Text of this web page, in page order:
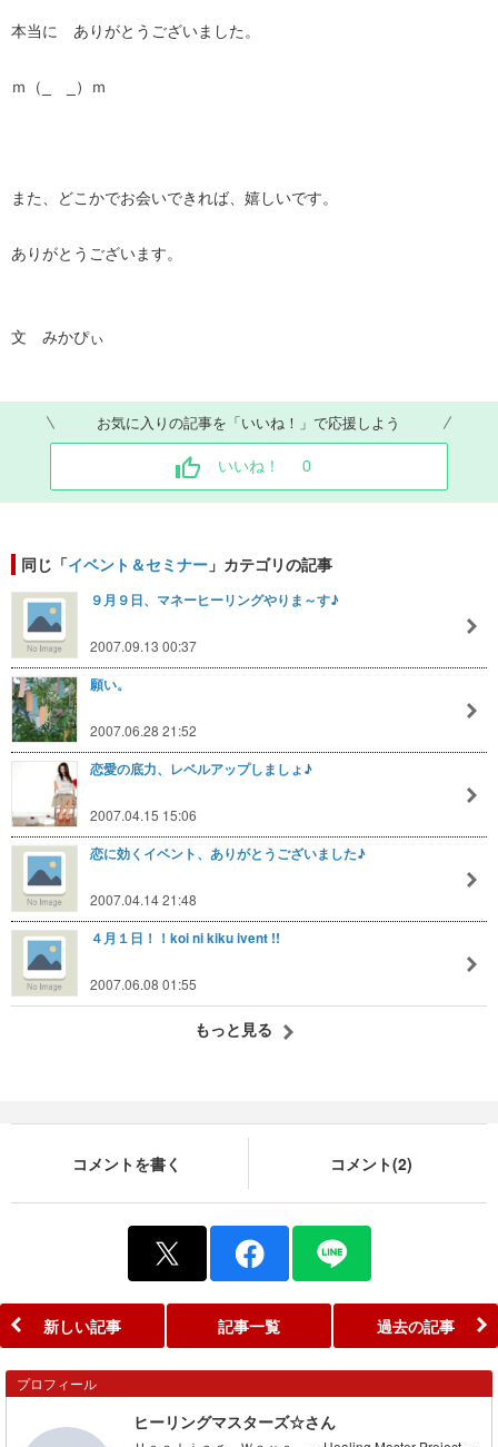
本当に ありがとうございました。
ｍ（_ _）ｍ
また、どこかでお会いできれば、嬉しいです。
ありがとうございます。
文 みかぴぃ
お気に入りの記事を「いいね！」で応援しよう
いいね！ 0
同じ「イベント＆セミナー 」カテゴリの記事
９月９日、マネーヒーリングやりま～す♪
2007.09.13 00:37
願い。
2007.06.28 21:52
恋愛の底力、レベルアップしましょ♪
2007.04.15 15:06
恋に効くイベント、ありがとうございました♪
2007.04.14 21:48
４月１日！！koi ni kiku ivent !!
2007.06.08 01:55
もっと見る
コメントを書く コメント(2)
新しい記事 記事一覧 過去の記事
プロフィール
ヒーリングマスターズ☆さん